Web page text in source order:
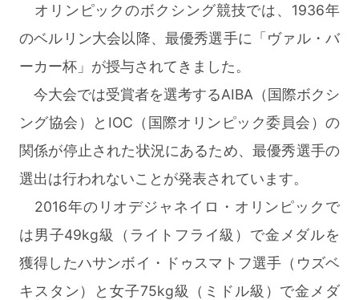
オリンピックのボクシング競技では、1936年
のベルリン大会以降、最優秀選手に「ヴァル・バ
ーカー杯」が授与されてきました。
今大会では受賞者を選考するAIBA（国際ボクシ
ング協会）とIOC（国際オリンピック委員会）の
関係が停止された状況にあるため、最優秀選手の
選出は行われないことが発表されています。
2016年のリオデジャネイロ・オリンピックで
は男子49kg級（ライトフライ級）で金メダルを
獲得したハサンボイ・ドゥスマトフ選手（ウズベ
キスタン）と女子75kg級（ミドル級）で金メダ